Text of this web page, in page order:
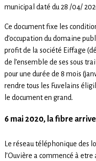
municipal daté du 28 /04/
Ce document fixe les
d’occupation du domaine
profit de la société Eiffage
de l’ensemble de ses sous
pour une durée de 8 mois
rendre tous les Fuvelains
le document en grand.
6 mai 2020, la fibre
Le réseau téléphonique des
l’Ouvière a commencé à